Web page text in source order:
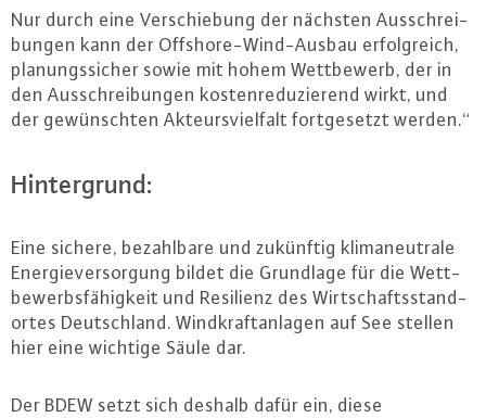
Nur durch eine Ver­schie­bung der nächsten Aus­schrei­
bun­gen kann der Off­shore-Wind-Aus­bau er­folg­reich,
pla­nungs­si­cher sowie mit hohem Wett­be­werb, der in
den Aus­schrei­bun­gen kos­ten­re­du­zie­rend wirkt, und
der ge­wünsch­ten Ak­teurs­viel­falt fort­ge­setzt werden.“
Hin­ter­grund:
Eine sichere, be­zahl­ba­re und zukünftig kli­ma­neu­tra­le
En­er­gie­ver­sor­gung bildet die Grundlage für die Wett­
be­werbs­fä­hig­keit und Resilienz des Wirt­schafts­stand­
or­tes Deutsch­land. Wind­kraft­an­la­gen auf See stellen
hier eine wichtige Säule dar.
Der BDEW setzt sich deshalb dafür ein, diese